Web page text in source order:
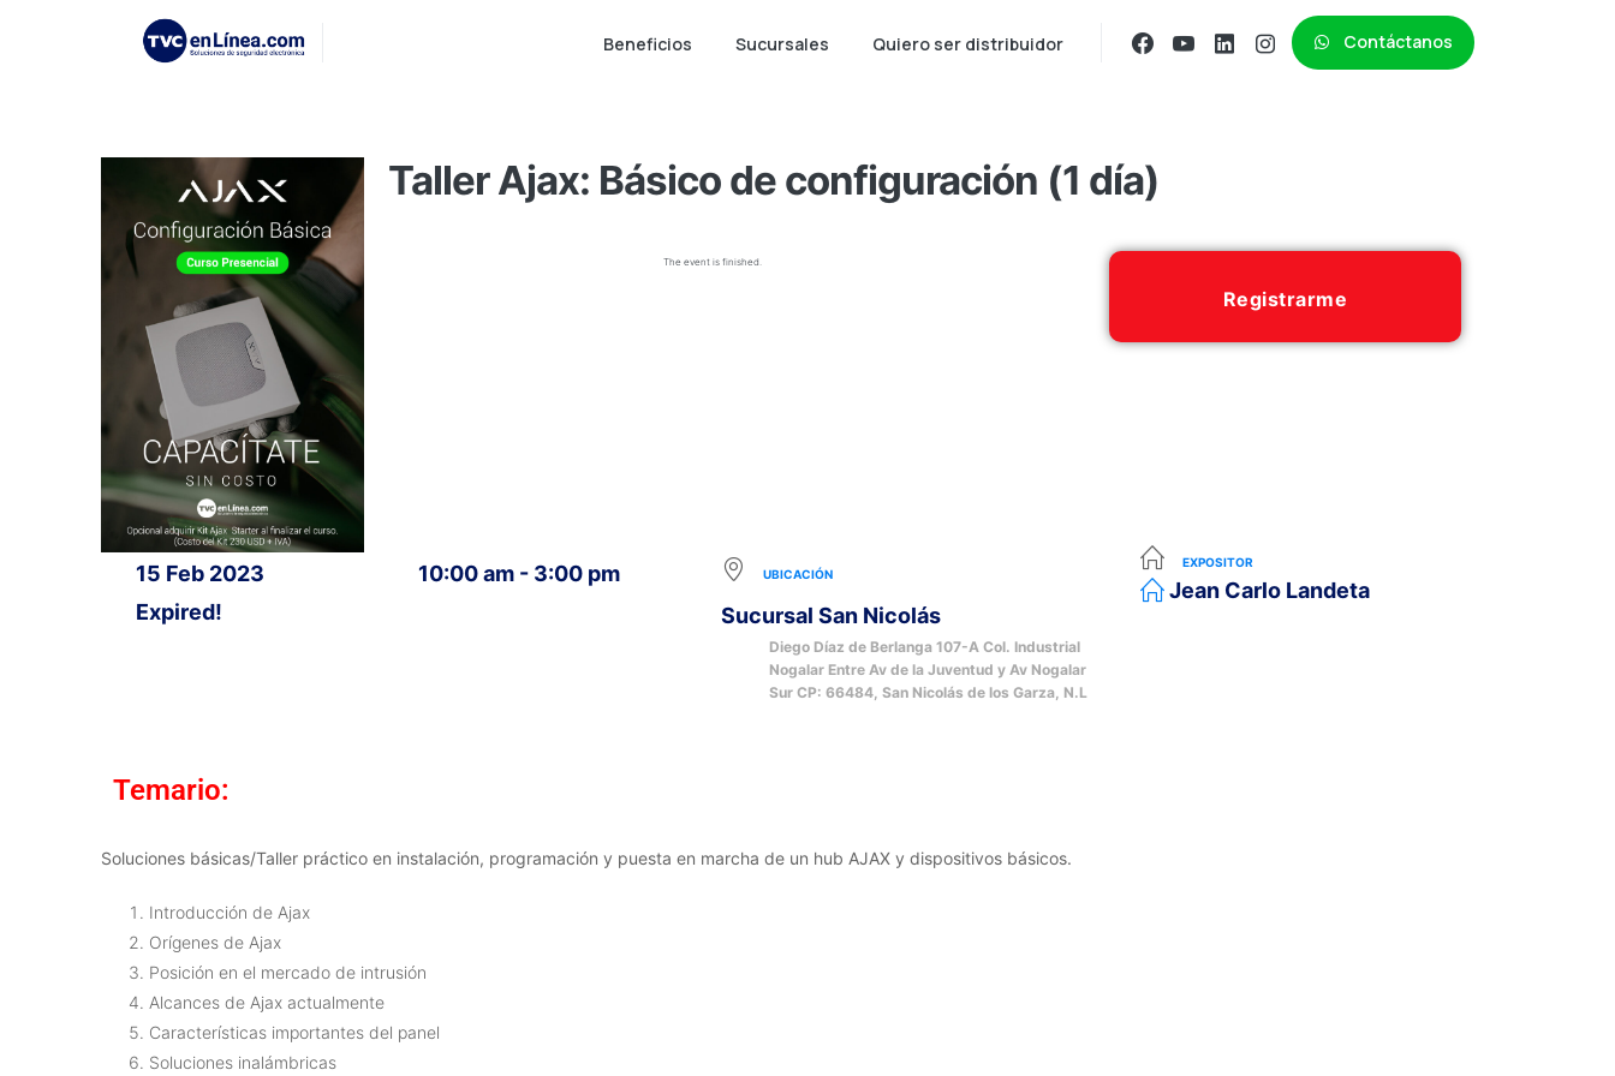
Beneficios Sucursales Quiero ser distribuidor Contáctanos
Taller Ajax: Básico de configuración (1 día)
The event is finished.
Registrarme
15 Feb 2023
Expired!
10:00 am - 3:00 pm UBICACIÓN
Sucursal San Nicolás
Diego Díaz de Berlanga 107-A Col. Industrial
Nogalar Entre Av de la Juventud y Av Nogalar
Sur CP: 66484, San Nicolás de los Garza, N.L
EXPOSITOR
Jean Carlo Landeta
Temario:
Soluciones básicas/Taller práctico en instalación, programación y puesta en marcha de un hub AJAX y dispositivos básicos.
Introducción de Ajax
Orígenes de Ajax
Posición en el mercado de intrusión
Alcances de Ajax actualmente
Características importantes del panel
Soluciones inalámbricas